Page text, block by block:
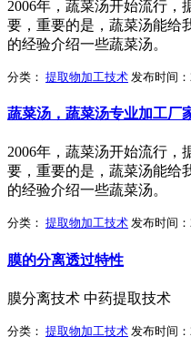
2006年，蔬菜汤开始流行，
要，重要的是，蔬菜汤能给
的经验介绍一些蔬菜汤。
分类： 提取物加工技术 发布时间
蔬菜汤，蔬菜汤专业加工厂
2006年，蔬菜汤开始流行，
要，重要的是，蔬菜汤能给
的经验介绍一些蔬菜汤。
分类： 提取物加工技术 发布时间
膜的分离透过特性
膜分离技术 中药提取技术
分类： 提取物加工技术 发布时间